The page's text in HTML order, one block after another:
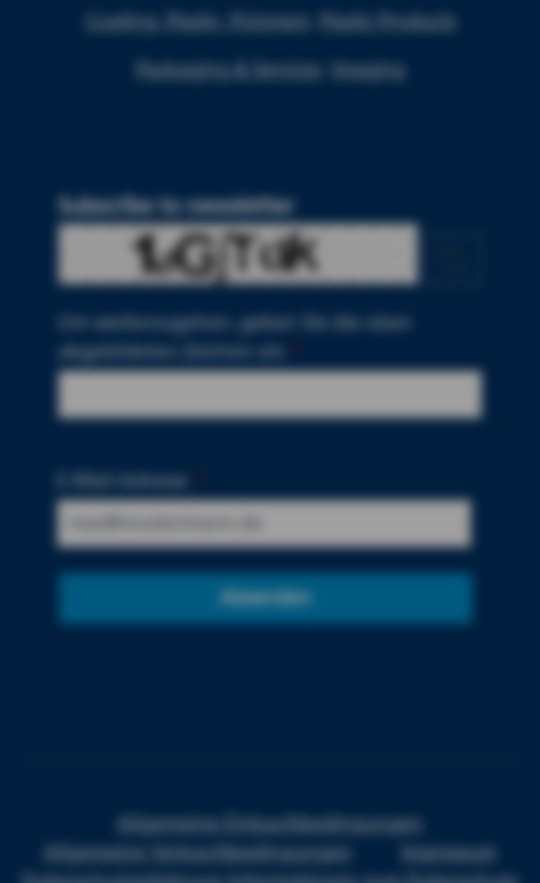
Coating, Plastic, Polymers Plastic Products
Packaging & Services Imaging
Subscribe to newsletter
Um weiterzugehen, geben Sie die oben
abgebildeten Zeichen ein
Absenden
Allgemeine Einkaufsbedingungen
Allgemeine Verkaufsbedingungen
Impressum